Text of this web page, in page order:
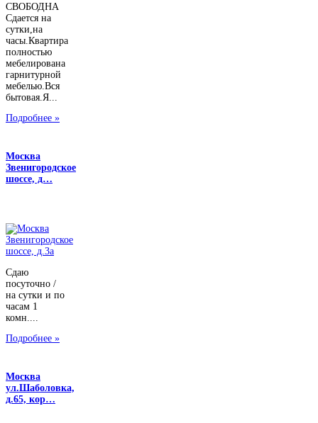
СВОБОДНА
Сдается на
сутки,на
часы.Квартира
полностью
мебелирована
гарнитурной
мебелью.Вся
бытовая.Я...
Подробнее »
Москва
Звенигородское
шоссе, д…
Сдаю
посуточно /
на сутки и по
часам 1
комн....
Подробнее »
Москва
ул.Шаболовка,
д.65, кор…